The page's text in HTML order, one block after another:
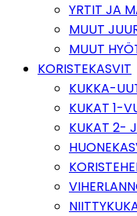
YRTIT JA
MUUT
MUUT
KORISTEKASVIT
KUKKA-
KUKAT 1-
KUKAT 2-